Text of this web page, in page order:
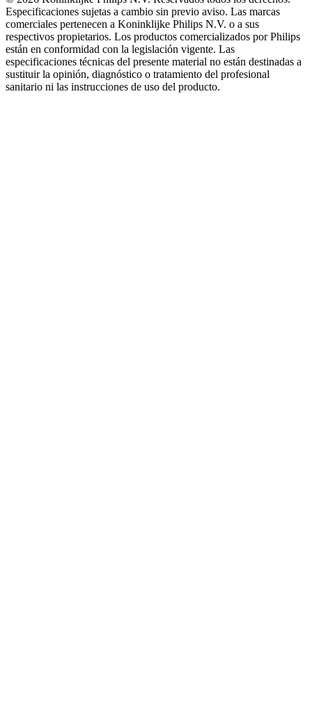
Especificaciones sujetas a cambio sin previo aviso. Las marcas
comerciales pertenecen a Koninklijke Philips N.V. o a sus
respectivos propietarios. Los productos comercializados por Philips
están en conformidad con la legislación vigente. Las
especificaciones técnicas del presente material no están destinadas a
sustituir la opinión, diagnóstico o tratamiento del profesional
sanitario ni las instrucciones de uso del producto.